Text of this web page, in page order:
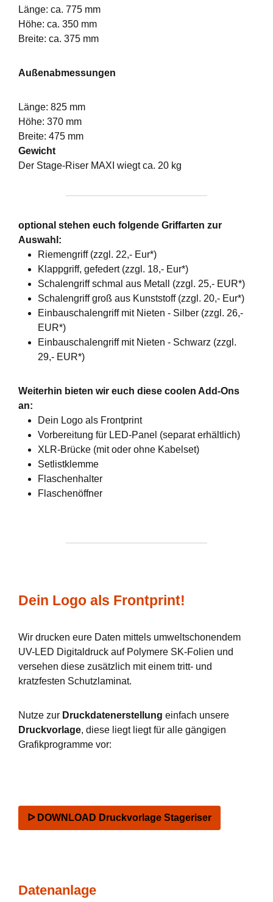
Länge: ca. 775 mm
Höhe: ca. 350 mm
Breite: ca. 375 mm
Außenabmessungen
Länge: 825 mm
Höhe: 370 mm
Breite: 475 mm
Gewicht
Der Stage-Riser MAXI wiegt ca. 20 kg
optional stehen euch folgende Griffarten zur
Auswahl:
Riemengriff (zzgl. 22,- Eur*)
Klappgriff, gefedert (zzgl. 18,- Eur*)
Schalengriff schmal aus Metall (zzgl. 25,- EUR*)
Schalengriff groß aus Kunststoff (zzgl. 20,- Eur*)
Einbauschalengriff mit Nieten - Silber (zzgl. 26,-
EUR*)
Einbauschalengriff mit Nieten - Schwarz (zzgl.
29,- EUR*)
Weiterhin bieten wir euch diese coolen Add-Ons
an:
Dein Logo als Frontprint
Vorbereitung für LED-Panel (separat erhältlich)
XLR-Brücke (mit oder ohne Kabelset)
Setlistklemme
Flaschenhalter
Flaschenöffner
Dein Logo als Frontprint!
Wir drucken eure Daten mittels umweltschonendem
UV-LED Digitaldruck auf Polymere SK-Folien und
versehen diese zusätzlich mit einem tritt- und
kratzfesten Schutzlaminat.
Nutze zur Druckdatenerstellung einfach unsere
Druckvorlage, diese liegt liegt für alle gängigen
Grafikprogramme vor:
ᐅ DOWNLOAD Druckvorlage Stageriser
Datenanlage